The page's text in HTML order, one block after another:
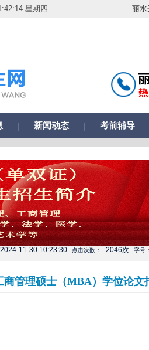
丽水
星期四
新闻动态 考前辅导
管理硕士（MBA）学位论
2024-11-30 10:23:30 点击次数： 2046次 字号：
商管理硕士（MBA）学位论文